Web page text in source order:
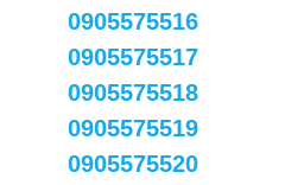
0905575516
0905575517
0905575518
0905575519
0905575520